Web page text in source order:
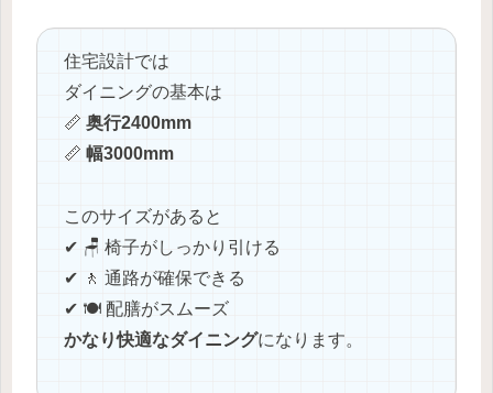
住宅設計では
ダイニングの基本は
📏 奥行2400mm
📏 幅3000mm
このサイズがあると
✔ 🪑 椅子がしっかり引ける
✔ 🚶 通路が確保できる
✔ 🍽️ 配膳がスムーズ
かなり快適なダイニングになります。